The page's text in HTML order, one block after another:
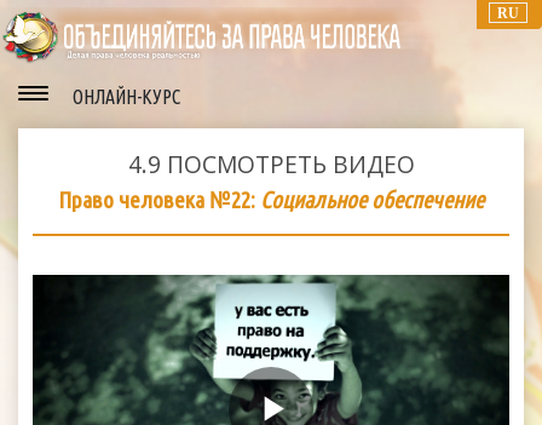
RU
ОНЛАЙН-КУРС
4.9 ПОСМОТРЕТЬ ВИДЕО
Право человека №22: Социальное обеспечение